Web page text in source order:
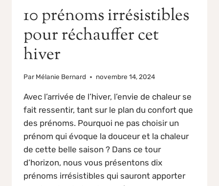
10 prénoms irrésistibles
pour réchauffer cet
hiver
Par Mélanie Bernard novembre 14, 2024
Avec l’arrivée de l’hiver, l’envie de chaleur se
fait ressentir, tant sur le plan du confort que
des prénoms. Pourquoi ne pas choisir un
prénom qui évoque la douceur et la chaleur
de cette belle saison ? Dans ce tour
d’horizon, nous vous présentons dix
prénoms irrésistibles qui sauront apporter